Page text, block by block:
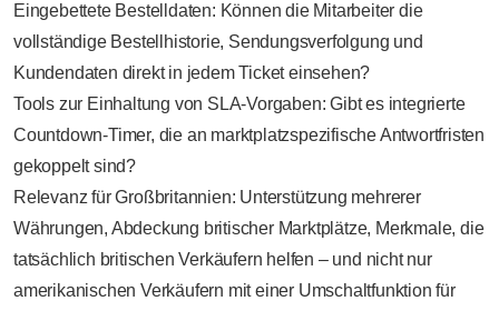
Eingebettete Bestelldaten: Können die Mitarbeiter die
vollständige Bestellhistorie, Sendungsverfolgung und
Kundendaten direkt in jedem Ticket einsehen?
Tools zur Einhaltung von SLA-Vorgaben: Gibt es integrierte
Countdown-Timer, die an marktplatzspezifische Antwortfristen
gekoppelt sind?
Relevanz für Großbritannien: Unterstützung mehrerer
Währungen, Abdeckung britischer Marktplätze, Merkmale, die
tatsächlich britischen Verkäufern helfen – und nicht nur
amerikanischen Verkäufern mit einer Umschaltfunktion für